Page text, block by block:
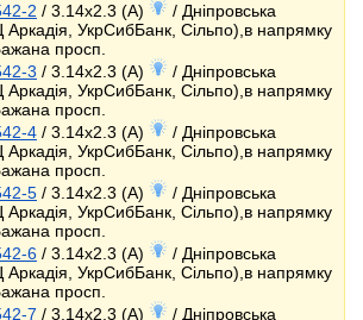
2 / 3.14x2.3 (A)
/ Дніпровська
УкрСибБанк, Сільпо),в напрямку
просп.
3 / 3.14x2.3 (A)
/ Дніпровська
УкрСибБанк, Сільпо),в напрямку
просп.
4 / 3.14x2.3 (A)
/ Дніпровська
УкрСибБанк, Сільпо),в напрямку
просп.
5 / 3.14x2.3 (A)
/ Дніпровська
УкрСибБанк, Сільпо),в напрямку
просп.
6 / 3.14x2.3 (A)
/ Дніпровська
УкрСибБанк, Сільпо),в напрямку
просп.
7 / 3.14x2.3 (A) / Дніпровська